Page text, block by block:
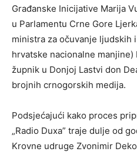
Građanske Inicijative Marija
u Parlamentu Crne Gore
ministra za očuvanje ljudskih
hrvatske nacionalne manjine)
župnik u Donjoj Lastvi don
brojnih crnogorskih medija.
Podsjećajući kako proces
„Radio Duxa” traje dulje od
Krovne udruge Zvonimir